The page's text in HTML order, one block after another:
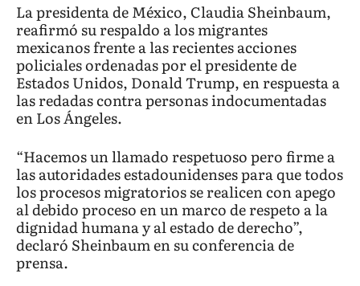
La presidenta de México, Claudia Sheinbaum,
reafirmó su respaldo a los migrantes
mexicanos frente a las recientes acciones
policiales ordenadas por el presidente de
Estados Unidos, Donald Trump, en respuesta a
las redadas contra personas indocumentadas
en Los Ángeles.
“Hacemos un llamado respetuoso pero firme a
las autoridades estadounidenses para que todos
los procesos migratorios se realicen con apego
al debido proceso en un marco de respeto a la
dignidad humana y al estado de derecho”,
declaró Sheinbaum en su conferencia de
prensa.